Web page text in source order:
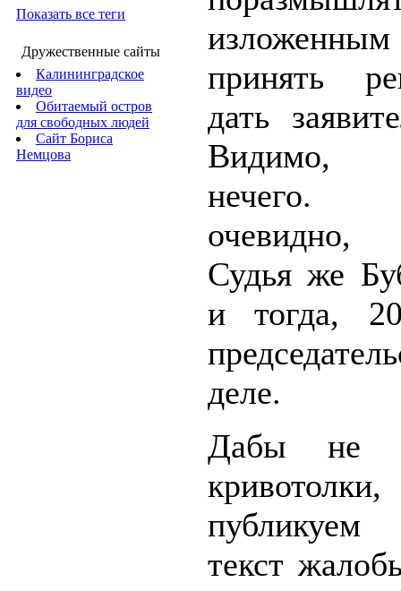
Показать все теги
Дружественные сайты
Калининградское
видео
Обитаемый остров
для свободных людей
Сайт Бориса
Немцова
изложенным
принять
дать
Видимо,
нечего.
очевидно,
Судья же
и тогда,
деле.
Дабы не
текст